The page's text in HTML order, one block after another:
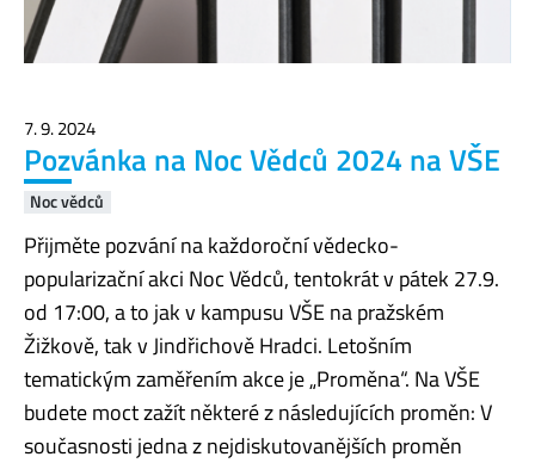
7. 9. 2024
Pozvánka na Noc Vědců 2024 na VŠE
Noc vědců
Přijměte pozvání na každoroční vědecko-
popularizační akci Noc Vědců, tentokrát v pátek 27.9.
od 17:00, a to jak v kampusu VŠE na pražském
Žižkově, tak v Jindřichově Hradci. Letošním
tematickým zaměřením akce je „Proměna“. Na VŠE
budete moct zažít některé z následujících proměn: V
současnosti jedna z nejdiskutovanějších proměn